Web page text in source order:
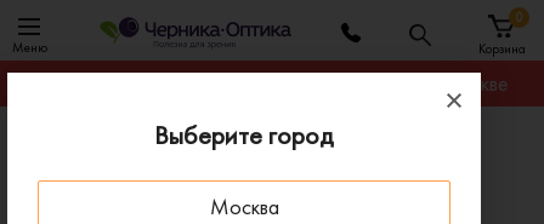
Выберите город
Москва
Меню Корзина
0
Гарантируем лучшую цену на любую оправу в Москве
Солнцезащитные очки
Солнцезащитные очки Roy Robson 70107 002